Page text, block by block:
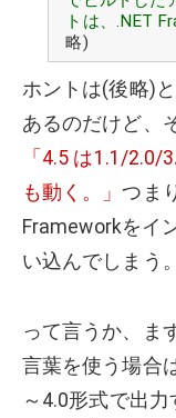
トは、.NET
略)
ホントは(後略)
あるのだけど、
「4.5 は1.1/2.0/
も動く。」つま
Frameworkをイ
い込んでしまう。
って言うか、ま
言葉を使う場合
～4.0形式で出